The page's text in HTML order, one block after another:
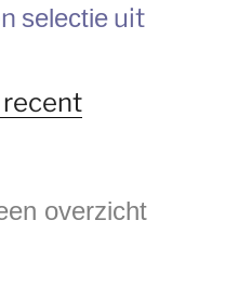
selectie uit
recent
overzicht